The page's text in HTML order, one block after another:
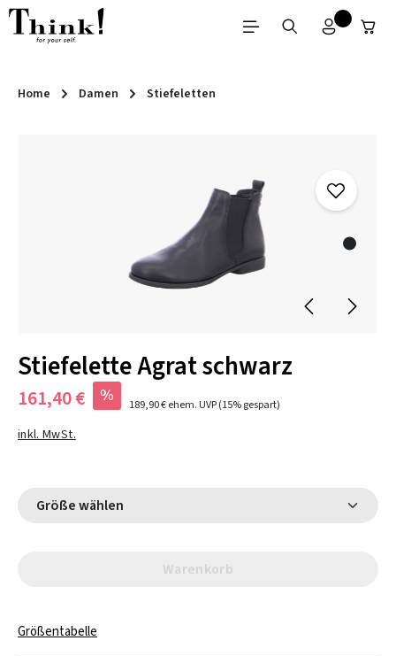
Zum Hauptinhalt springen
Home Damen Stiefeletten
Stiefelette Agrat schwarz
161,40 € % 189,90 €ehem. UVP(15% gespart)
inkl. MwSt.
Größe wählen
Warenkorb
Größentabelle